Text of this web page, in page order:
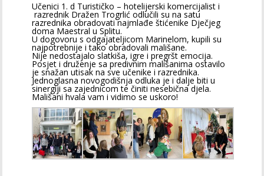
Učenici 1. d Turističko – hotelijerski komercijalist i
razrednik Dražen Trogrlić odlučili su na satu
razrednika obradovati najmlađe štićenike Dječjeg
doma Maestral u Splitu.
U dogovoru s odgajateljicom Marinelom, kupili su
najpotrebnije i tako obradovali mališane.
Nije nedostajalo slatkiša, igre i pregršt emocija.
Posjet i druženje sa predivnim mališanima ostavilo
je snažan utisak na sve učenike i razrednika.
Jednoglasna novogodišnja odluka je i dalje biti u
sinergiji sa zajednicom te činiti nesebična djela.
Mališani hvala vam i vidimo se uskoro!